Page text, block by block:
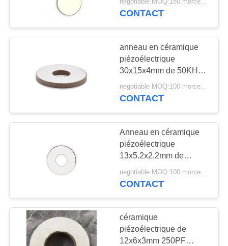
negotiable MOQ:180 morceaux/morceaux
CONTACT
anneau en céramique
piézoélectrique
30x15x4mm de 50KHz
1250pF
negotiable MOQ:100 morceaux/morceaux
CONTACT
Anneau en céramique
piézoélectrique
13x5.2x2.2mm de
PZT81 380pF 127KHz
CONTACT
céramique
piézoélectrique de
12x6x3mm 250PF